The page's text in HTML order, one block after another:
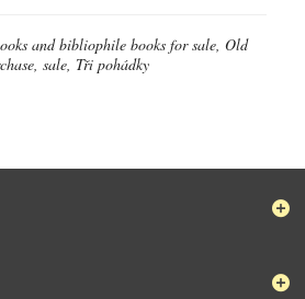
and bibliophile books for sale, Old
sale, Tři pohádky